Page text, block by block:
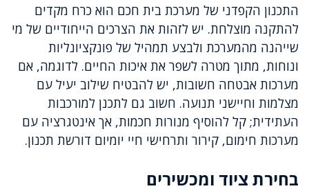
התכנון הקפדני של מערכת בית חכם הוא כרח מקדים
להתקנה מוצלחת. יש לזהות את הצרכים הייחודיים של מי
שייהנה מהמערכת ולבצע תמהיל של פונקציונליות
ונוחות, מתוך מטרה לשפר את איכות החיים. לדוגמה, אם
מערכות אבטחה חשובות, יש להבטיח שילוב יעיל עם
מצלמות וחיישני תנועה. חשוב גם לתכנן למורכבות
העתידית; קל להוסיף מנורות חכמות, אך אינטגרציה עם
מערכות חימום, קירור ותרחישי חיי יומיום דורשת תכנון.
בחירת ציוד ומכשירים